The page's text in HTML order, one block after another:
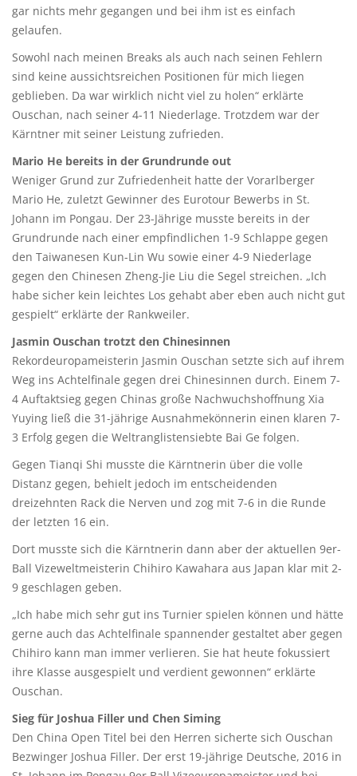
gar nichts mehr gegangen und bei ihm ist es einfach
gelaufen.
Sowohl nach meinen Breaks als auch nach seinen Fehlern
sind keine aussichtsreichen Positionen für mich liegen
geblieben. Da war wirklich nicht viel zu holen“ erklärte
Ouschan, nach seiner 4-11 Niederlage. Trotzdem war der
Kärntner mit seiner Leistung zufrieden.
Mario He bereits in der Grundrunde out
Weniger Grund zur Zufriedenheit hatte der Vorarlberger
Mario He, zuletzt Gewinner des Eurotour Bewerbs in St.
Johann im Pongau. Der 23-Jährige musste bereits in der
Grundrunde nach einer empfindlichen 1-9 Schlappe gegen
den Taiwanesen Kun-Lin Wu sowie einer 4-9 Niederlage
gegen den Chinesen Zheng-Jie Liu die Segel streichen. „Ich
habe sicher kein leichtes Los gehabt aber eben auch nicht gut
gespielt“ erklärte der Rankweiler.
Jasmin Ouschan trotzt den Chinesinnen
Rekordeuropameisterin Jasmin Ouschan setzte sich auf ihrem
Weg ins Achtelfinale gegen drei Chinesinnen durch. Einem 7-
4 Auftaktsieg gegen Chinas große Nachwuchshoffnung Xia
Yuying ließ die 31-jährige Ausnahmekönnerin einen klaren 7-
3 Erfolg gegen die Weltranglistensiebte Bai Ge folgen.
Gegen Tianqi Shi musste die Kärntnerin über die volle
Distanz gegen, behielt jedoch im entscheidenden
dreizehnten Rack die Nerven und zog mit 7-6 in die Runde
der letzten 16 ein.
Dort musste sich die Kärntnerin dann aber der aktuellen 9er-
Ball Vizeweltmeisterin Chihiro Kawahara aus Japan klar mit 2-
9 geschlagen geben.
„Ich habe mich sehr gut ins Turnier spielen können und hätte
gerne auch das Achtelfinale spannender gestaltet aber gegen
Chihiro kann man immer verlieren. Sie hat heute fokussiert
ihre Klasse ausgespielt und verdient gewonnen“ erklärte
Ouschan.
Sieg für Joshua Filler und Chen Siming
Den China Open Titel bei den Herren sicherte sich Ouschan
Bezwinger Joshua Filler. Der erst 19-jährige Deutsche, 2016 in